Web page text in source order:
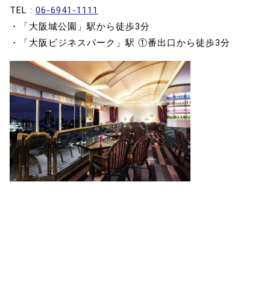
TEL : 06-6941-1111
・「大阪城公園」駅から徒歩3分
・「大阪ビジネスパーク」駅 ①番出口から徒歩3分